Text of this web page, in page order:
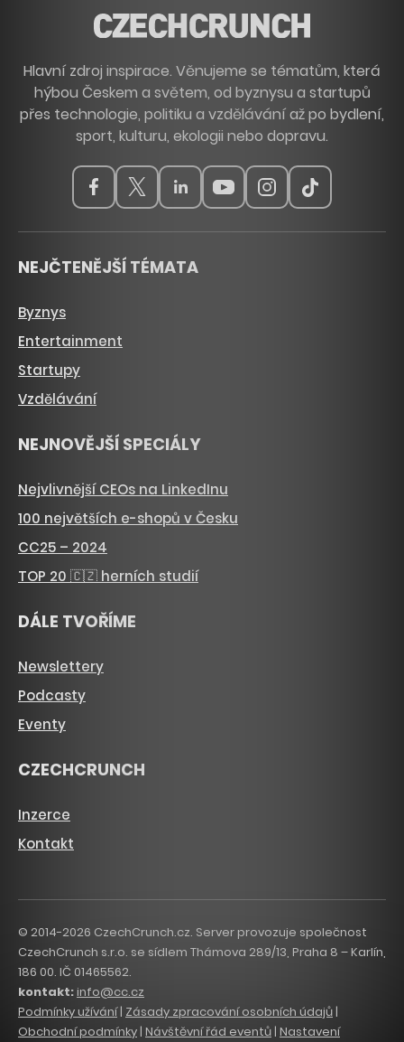
Hlavní zdroj inspirace. Věnujeme se tématům, která
hýbou Českem a světem, od byznysu a startupů
přes technologie, politiku a vzdělávání až po bydlení,
sport, kulturu, ekologii nebo dopravu.
NEJČTENĚJŠÍ TÉMATA
Byznys
Entertainment
Startupy
Vzdělávání
NEJNOVĚJŠÍ SPECIÁLY
Nejvlivnější CEOs na LinkedInu
100 největších e-shopů v Česku
CC25 – 2024
TOP 20 🇨🇿 herních studií
DÁLE TVOŘÍME
Newslettery
Podcasty
Eventy
CZECHCRUNCH
Inzerce
Kontakt
© 2014-2026 CzechCrunch.cz. Server provozuje společnost
CzechCrunch s.r.o. se sídlem Thámova 289/13, Praha 8 – Karlín,
186 00. IČ 01465562.
kontakt:info@cc.cz
Podmínky užívání| Zásady zpracování osobních údajů |
Obchodní podmínky | Návštěvní řád eventů | Nastavení